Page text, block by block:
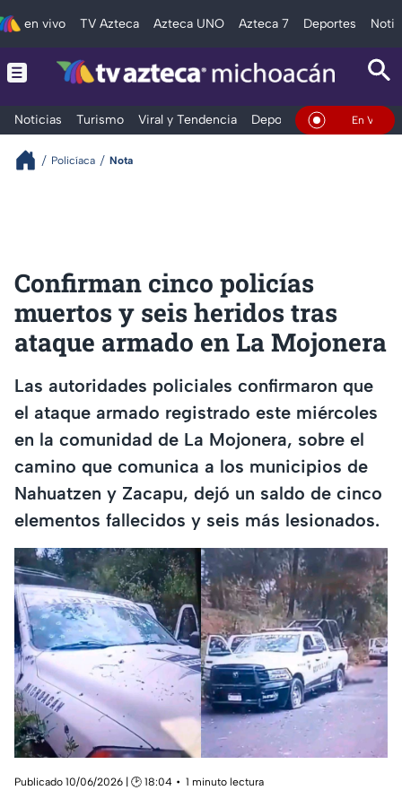
en vivo TV Azteca Azteca UNO Azteca 7 Deportes
Noticias Turismo Viral y Tendencia Deportes Espectáculos
En Vivo
Policíaca Nota
Confirman cinco policías
muertos y seis heridos tras
ataque armado en La Mojonera
Las autoridades policiales confirmaron que
el ataque armado registrado este miércoles
en la comunidad de La Mojonera, sobre el
camino que comunica a los municipios de
Nahuatzen y Zacapu, dejó un saldo de cinco
elementos fallecidos y seis más lesionados.
Publicado 10/06/2026 | 🕑 18:04 1 minuto lectura